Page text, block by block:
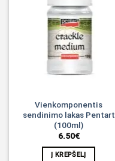
Vienkomponentis
sendinimo lakas Pentart
(100ml)
6.50€
Į KREPŠELĮ